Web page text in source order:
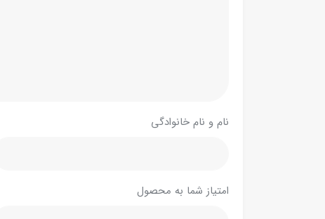
نام و نام خانوادگی
امتیاز شما به محصول